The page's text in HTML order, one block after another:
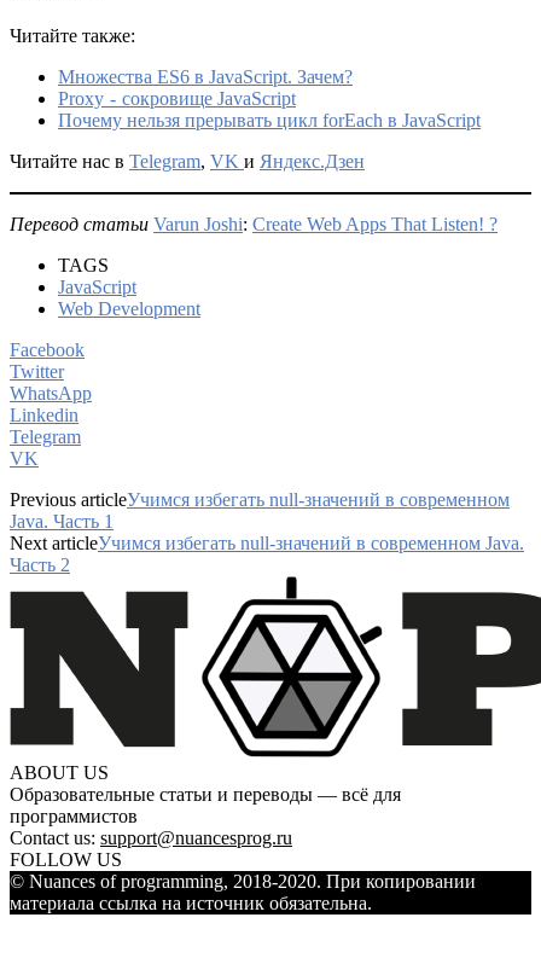
Читайте также:
Множества ES6 в JavaScript. Зачем?
Proxy - сокровище JavaScript
Почему нельзя прерывать цикл forEach в JavaScript
Читайте нас в Telegram, VK и Яндекс.Дзен
Перевод статьи Varun Joshi: Create Web Apps That Listen! ?
TAGS
JavaScript
Web Development
Facebook
Twitter
WhatsApp
Linkedin
Telegram
VK
Previous articleУчимся избегать null-значений в современном
Java. Часть 1
Next articleУчимся избегать null-значений в современном Java.
Часть 2
ABOUT US
Образовательные статьи и переводы — всё для
программистов
Contact us: support@nuancesprog.ru
FOLLOW US
© Nuances of programming, 2018-2020. При копировании
материала ссылка на источник обязательна.